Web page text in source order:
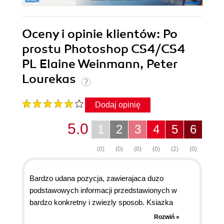
Oceny i opinie klientów: Po
prostu Photoshop CS4/CS4
PL Elaine Weinmann, Peter
Lourekas
Dodaj opinię
6
(0)
5
(2)
4
(0)
3
(0)
2
(0)
1
(0)
5.0
Bardzo udana pozycja, zawierajaca duzo
podstawowych informacji przedstawionych w
bardzo konkretny i zwiezly sposob. Ksiazka
skierowana glownie do osob zaczynajacych prace
Rozwiń »